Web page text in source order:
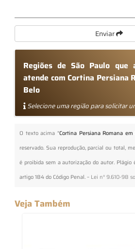
Enviar
Regiões de São Paulo que
atende com Cortina Persiana
Belo
Selecione uma região para solicitar
O texto acima "Cortina Persiana Romana em
reservado. Sua reprodução, parcial ou total,
é proibida sem a autorização do autor.
artigo 184 do Código Penal. – Lei n° 9.610-98
Veja Também